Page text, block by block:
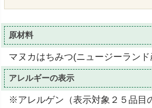
原材料
マヌカはちみつ(ニュージーランド
アレルギーの表示
※アレルゲン（表示対象２５品目